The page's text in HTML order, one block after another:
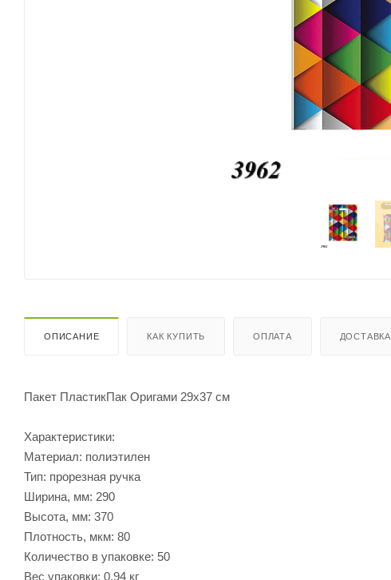
ОПИСАНИЕ КАК КУПИТЬ ОПЛАТА ДОСТАВКА
Пакет ПластикПак Оригами 29х37 см
Характеристики:
Материал: полиэтилен
Тип: прорезная ручка
Ширина, мм: 290
Высота, мм: 370
Плотность, мкм: 80
Количество в упаковке: 50
Вес упаковки: 0,94 кг